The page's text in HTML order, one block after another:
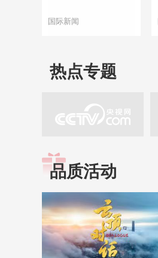
国际新闻
热点专题
品质活动